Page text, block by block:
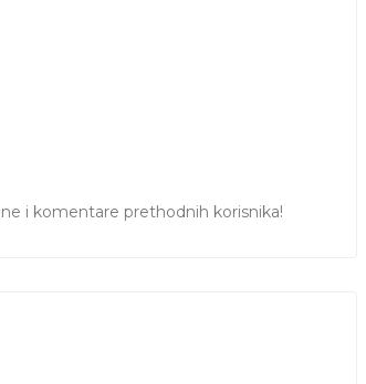
i komentare prethodnih korisnika!